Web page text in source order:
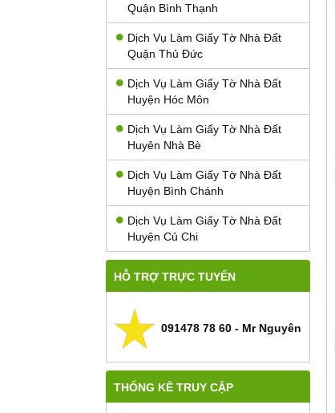
Quận Bình Thạnh
Dịch Vụ Làm Giấy Tờ Nhà Đất
Quận Thủ Đức
Dịch Vụ Làm Giấy Tờ Nhà Đất
Huyện Hóc Môn
Dịch Vụ Làm Giấy Tờ Nhà Đất
Huyên Nhà Bè
Dịch Vụ Làm Giấy Tờ Nhà Đất
Huyện Bình Chánh
Dịch Vụ Làm Giấy Tờ Nhà Đất
Huyện Củ Chi
HỖ TRỢ TRỰC TUYẾN
091478 78 60 - Mr Nguyên
THỐNG KÊ TRUY CẬP